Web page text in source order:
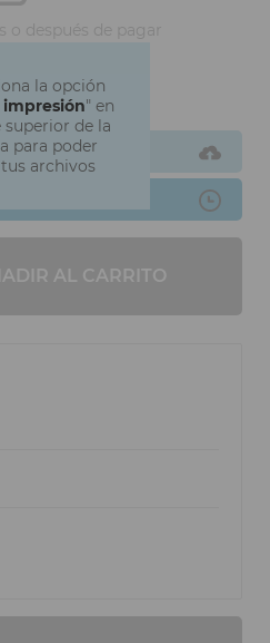
la opción
impresión" en
superior de la
para poder
archivos
después de pagar
AL CARRITO